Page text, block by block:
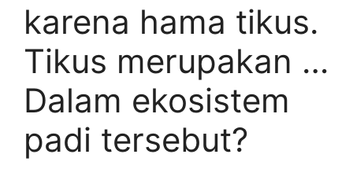
karena hama tikus.
Tikus merupakan …
Dalam ekosistem
padi tersebut?